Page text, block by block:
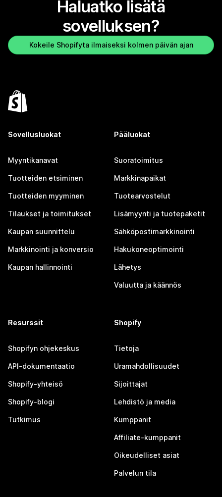
Haluatko lisätä
sovelluksen?
Kokeile Shopifyta ilmaiseksi kolmen päivän ajan
Sovellusluokat
Myyntikanavat
Tuotteiden etsiminen
Tuotteiden myyminen
Tilaukset ja toimitukset
Kaupan suunnittelu
Markkinointi ja konversio
Kaupan hallinnointi
Pääluokat
Suoratoimitus
Markkinapaikat
Tuotearvostelut
Lisämyynti ja tuotepaketit
Sähköpostimarkkinointi
Hakukoneoptimointi
Lähetys
Valuutta ja käännös
Resurssit
Shopifyn ohjekeskus
API-dokumentaatio
Shopify-yhteisö
Shopify-blogi
Tutkimus
Shopify
Tietoja
Uramahdollisuudet
Sijoittajat
Lehdistö ja media
Kumppanit
Affiliate-kumppanit
Oikeudelliset asiat
Palvelun tila